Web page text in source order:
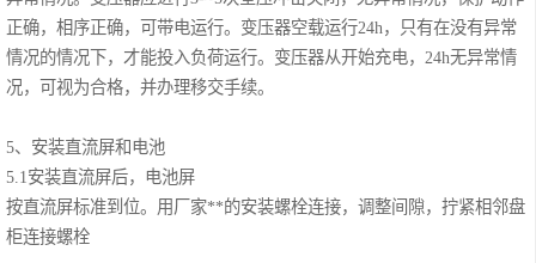
正确，相序正确，可带电运行。变压器空载运行24h，只有在没有异常
情况的情况下，才能投入负荷运行。变压器从开始充电，24h无异常情
况，可视为合格，并办理移交手续。
5、安装直流屏和电池
5.1安装直流屏后，电池屏
按直流屏标准到位。用厂家**的安装螺栓连接，调整间隙，拧紧相邻盘
柜连接螺栓
EPS直流屏蓄电
池